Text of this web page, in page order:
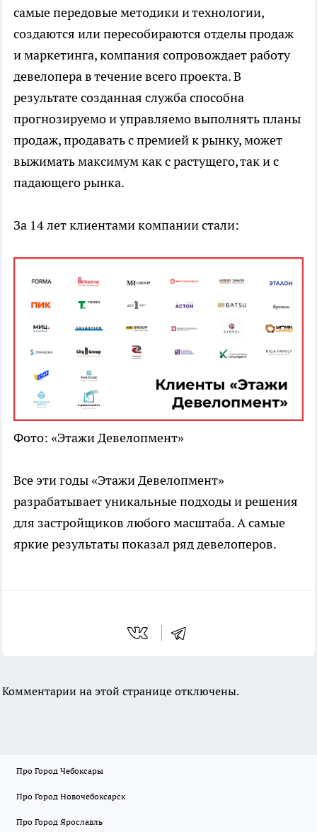
самые передовые методики и технологии,
создаются или пересобираются отделы продаж
и маркетинга, компания сопровождает работу
девелопера в течение всего проекта. В
результате созданная служба способна
прогнозируемо и управляемо выполнять планы
продаж, продавать с премией к рынку, может
выжимать максимум как с растущего, так и с
падающего рынка.
За 14 лет клиентами компании стали:
Фото: «Этажи Девелопмент»
Все эти годы «Этажи Девелопмент»
разрабатывает уникальные подходы и решения
для застройщиков любого масштаба. А самые
яркие результаты показал ряд девелоперов.
Комментарии на этой странице отключены.
Про Город Чебоксары
Про Город Новочебоксарск
Про Город Ярославль